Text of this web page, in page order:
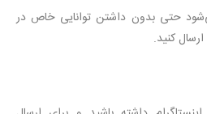
حتی بدون داشتن توانایی خاص در
کنید.